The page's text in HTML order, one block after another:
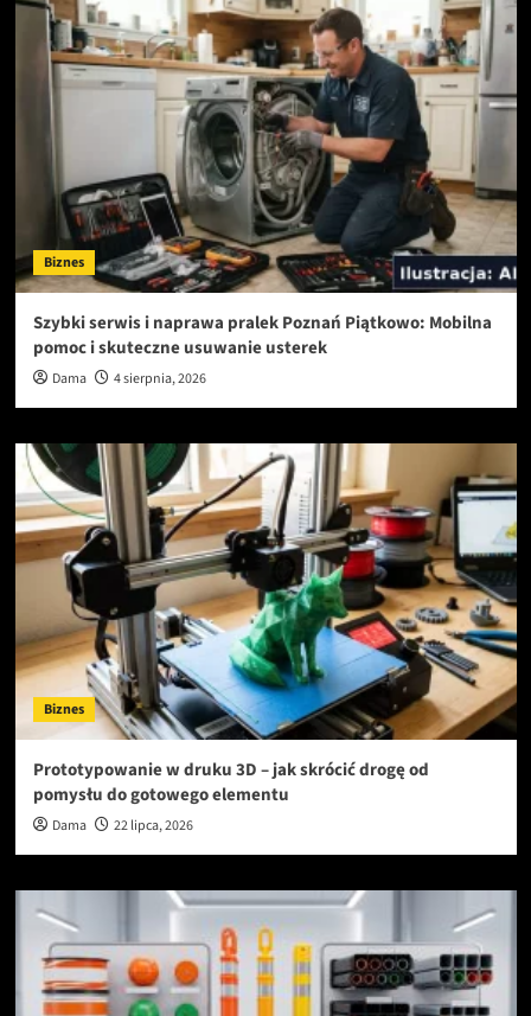
Biznes
Szybki serwis i naprawa pralek Poznań Piątkowo: Mobilna
pomoc i skuteczne usuwanie usterek
Dama 4 sierpnia, 2026
Biznes
Prototypowanie w druku 3D – jak skrócić drogę od
pomysłu do gotowego elementu
Dama 22 lipca, 2026